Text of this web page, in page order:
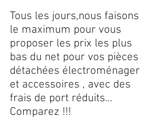
Tous les jours,nous faisons
le maximum pour vous
proposer les prix les plus
bas du net pour vos pièces
détachées électroménager
et accessoires , avec des
frais de port réduits...
Comparez !!!